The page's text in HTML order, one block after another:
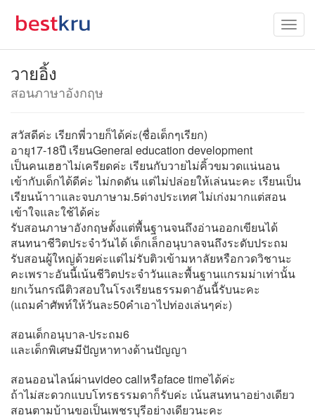
วายอิ้ง
สอนภาษาอังกฤษ
สวัสดีค่ะ เรียกพี่วายก็ได้ค่ะ(ชื่อเด็กๆเรียก)
อายุ17-18ปี เรียนGeneral education development
เป็นคนเฮฮาไม่เครียดค่ะ เรียนกับวายไม่คิ้วขมวดแน่นอน
เข้ากับเด็กได้ดีค่ะ ไม่กดดัน แต่ไม่ปล่อยให้เล่นนะคะ เรียนเป็น
เรียนน้าาาและจบภาษาม.5ต่างประเทศ ไม่เก่งมากแต่สอน
เข้าใจและใช้ได้ค่ะ
รับสอนภาษาอังกฤษตั้งแต่พื้นฐานจนถึงอ่านออกเขียนได้
สนทนาชีวิตประจำวันได้ เด็กเล็กอนุบาลจนถึงระดับประถม
รับสอนผู้ใหญ่ด้วยค่ะแต่ไม่รับติวเข้ามหาลัยหรือกวดวิชานะ
คะเพราะอันนี้เน้นชีวิตประจำวันและพื้นฐานแกรมม่าเท่านั้น
ยกเว้นกรณีติวสอบในโรงเรียนธรรมดาอันนี้รับนะคะ
(แถมคำศัพท์ให้วันละ50คำเอาไปท่องเล่นๆค่ะ)
สอนเด็กอนุบาล-ประถม6
และเด็กพิเศษมีปัญหาทางด้านปัญญา
สอนออนไลน์ผ่านvideo callหรือface timeได้ค่ะ
ถ้าไม่สะดวกแบบโทรธรรมดาก็รับค่ะ เน้นสนทนาอย่างเดียว
สอนตามบ้านขอเป็นเพชรบุรีอย่างเดียวนะคะ